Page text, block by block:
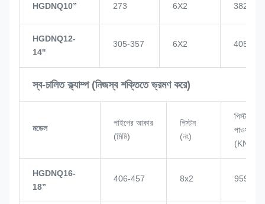
HGDNQ10’’ 273 6X2 382
HGDNQ12-
14''
305-357 6X2 405
স্ব-চালিত ক্ল্যাম্প (নিজস্ব শক্তিতে ভ্রমণ করে)
মডেল
পাইপের আকার
(মিমি)
পিস্টন
(নং)
পিস্টন
পাওয়ার
(KN)
HGDNQ16-
18’’
406-457 8x2 959